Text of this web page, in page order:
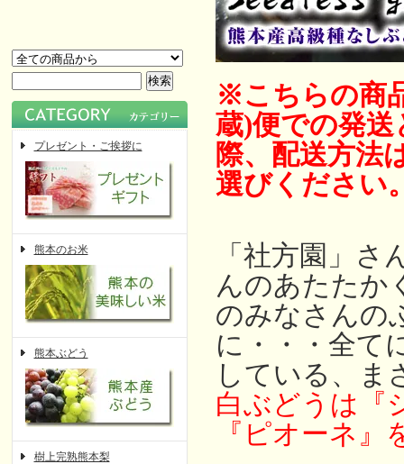
プレゼント・ご挨拶に
熊本のお米
熊本ぶどう
樹上完熟熊本梨
※こちらの商
蔵)便での発
際、配送方法
選びください
「社方園」
んのあたたか
のみなさんの
に・・・全て
している、ま
白ぶどうは『
『ピオーネ